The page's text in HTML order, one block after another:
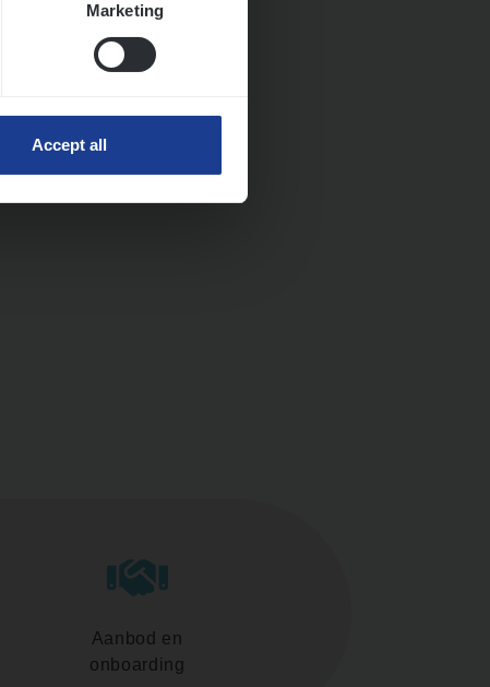
Marketing
Accept all
Aanbod en
onboarding